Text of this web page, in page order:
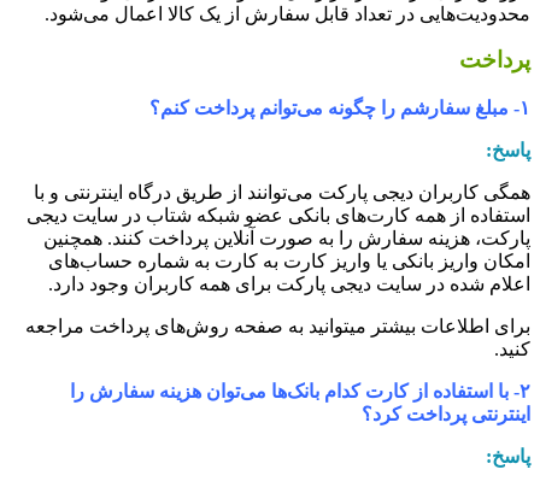
در تعداد قابل سفارش از یک کالا اعمال می‏‌شود.
کاربراندیجی پارکتمی‌توانند از طریق درگاه اینترنتی و با
از همه کارت‏‌های بانکی عضو شبکه شتاب در سایتدیجی
، هزینه سفارش را به صورت آنلاین پرداخت کنند. همچنین
واریز بانکی یا واریز کارت به کارت به شماره حساب‏‌های
شده در سایتدیجی پارکتبرای همه کاربران وجود دارد.
اطلاعات بیشتر می‏توانید به صفحهروش‌‏های پرداختمراجعه
۲- با استفاده از کارت کدام بانک‌ها می‌توان هزینه سفارش را
پرداخت کرد؟